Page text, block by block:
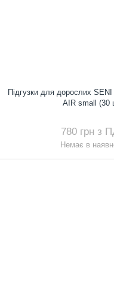
Підгузки для дорослих
AIR small (30
780 грн з
Немає в